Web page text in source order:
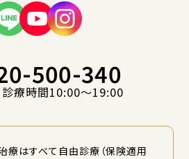
500-340
療時間10:00〜19:00
療はすべて自由診療（保険適用